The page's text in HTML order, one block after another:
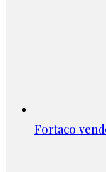
Fortaco